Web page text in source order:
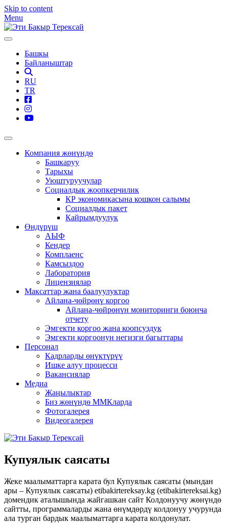
Skip to content
Menu
Башкы
Байланыштар
RU
TR
Компания жөнүндө
Башкаруу
Тарыхы
Уюштуруучулар
Социалдык жоопкерчилик
КР экономикасына кошкон салымы
Социалдык пакет
Кайрымдуулук
Өндүрүш
АЫФ
Кендер
Комплаенс
Камсыздоо
Лаборатория
Лицензиялар
Максаттар жана баалуулуктар
Айлана-чөйрөнү коргоо
Айлана-чөйрөнүн мониторинги боюнча
отчету
Эмгекти коргоо жана коопсуздук
Эмгекти коргоонун негизги багыттары
Персонал
Кадрларды өнүктүрүү
Ишке алуу процесси
Вакансиялар
Медиа
Жаңылыктар
Биз жөнүндө ММКларда
Фотогалерея
Видеогалерея
Купуялык саясаты
Жеке маалыматтарга карата бул Купуялык саясаты (мындан
ары – Купуялык саясаты) etibakirtereksay.kg (etibakirtereksai.kg)
домендик аталышында жайгашкан сайт Колдонуучу жөнүндө
сайтты, программаларды жана өнүмдөрдү колдонуу учурунда
ала турган бардык маалыматтарга карата колдонулат.